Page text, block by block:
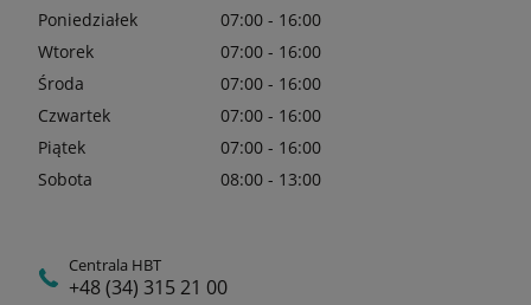
Poniedziałek
07:00 - 16:00
Wtorek
07:00 - 16:00
Środa
07:00 - 16:00
Czwartek
07:00 - 16:00
Piątek
07:00 - 16:00
Sobota
08:00 - 13:00
Centrala HBT
+48 (34) 315 21 00